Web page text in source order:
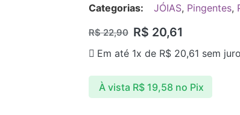
Categorias:
JÓIAS, Pingentes,
R$22,90 R$ 20,61
Em até 1x de R$20,61 sem
À vista R$ 19,58 no Pix